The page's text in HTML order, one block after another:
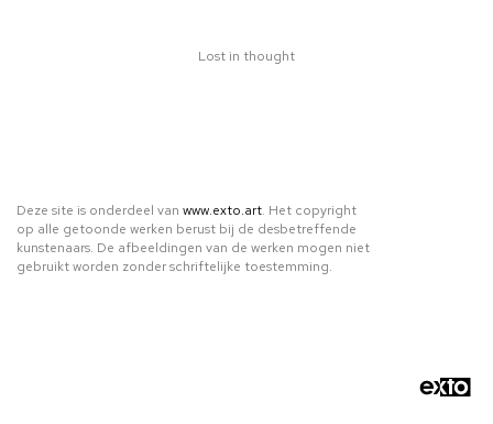
Lost in thought
Deze site is onderdeel van www.exto.art. Het copyright
op alle getoonde werken berust bij de desbetreffende
kunstenaars. De afbeeldingen van de werken mogen niet
gebruikt worden zonder schriftelijke toestemming.